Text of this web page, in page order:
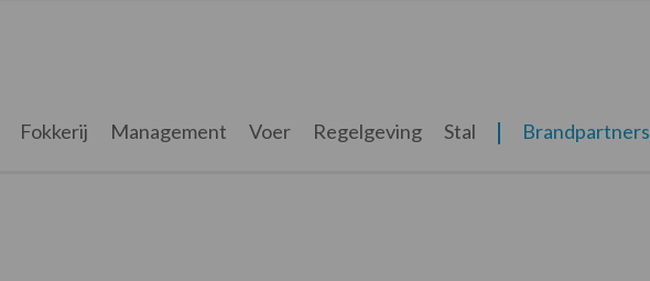
Fokkerij Management Voer Regelgeving Stal Brandpartners